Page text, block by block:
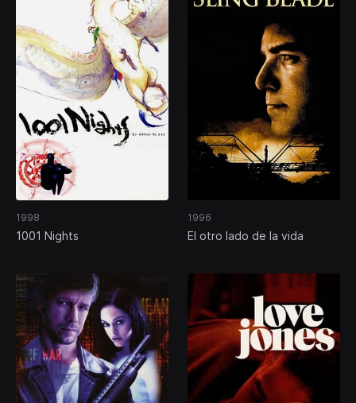
1998
1001 Nights
1996
El otro lado de la vida